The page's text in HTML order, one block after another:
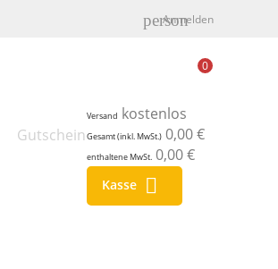
person
Anmelden
Gutschein
0
Versand kostenlos
Gesamt (inkl. MwSt.) 0,00 €
enthaltene MwSt. 0,00 €
Kasse 